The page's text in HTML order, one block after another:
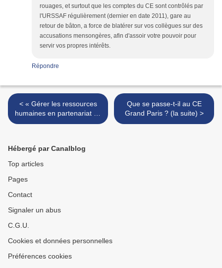
rouages, et surtout que les comptes du CE sont contrôlés par
l'URSSAF régulièrement (dernier en date 2011), gare au
retour de bâton, a force de blatérer sur vos collègues sur des
accusations mensongères, afin d'assoir votre pouvoir pour
servir vos propres intérêts.
Répondre
< « Gérer les ressources
humaines en partenariat » :
l’exemple Tokheim…
Que se passe-t-il au CE
Grand Paris ? (la suite) >
Hébergé par Canalblog
Top articles
Pages
Contact
Signaler un abus
C.G.U.
Cookies et données personnelles
Préférences cookies